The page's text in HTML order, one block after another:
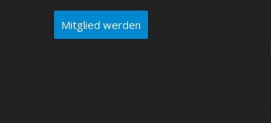
Mitglied werden